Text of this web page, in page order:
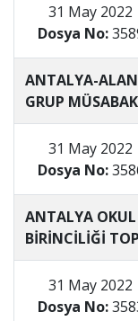
31 May 2022
Dosya No:
ANTALYA-
GRUP
31 May 2022
Dosya No:
ANTALYA
BİRİNCİLİĞİ
31 May 2022
Dosya No: